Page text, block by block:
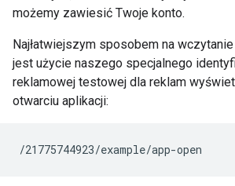
możemy zawiesić Twoje konto.
Najłatwiejszym sposobem na
jest użycie naszego specjalnego
reklamowej testowej dla reklam
otwarciu aplikacji: